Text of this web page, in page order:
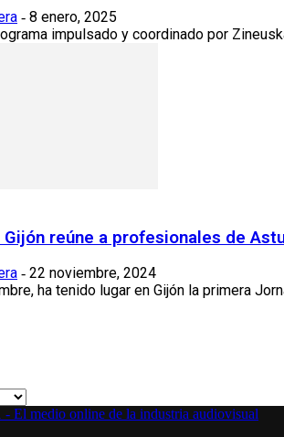
- 8 enero, 2025
impulsado y coordinado por
Gijón reúne a profesionales de
- 22 noviembre, 2024
ha tenido lugar en Gijón la primera